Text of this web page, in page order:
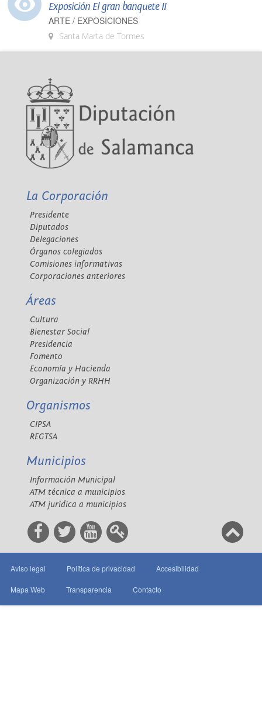
Exposición El gran banquete II
ARTE / EXPOSICIONES
Santa Marta de Tormes
La Corporación
Presidente
Diputados
Delegaciones
Órganos colegiados
Comisiones informativas
Corporaciones anteriores
Áreas
Cultura
Bienestar Social
Presidencia
Fomento
Economía y Hacienda
Organización y RRHH
Organismos
CIPSA
REGTSA
Municipios
Información Municipal
ATM técnica a municipios
ATM jurídica a municipios
Aviso legal Política de privacidad Accesibilidad
Mapa Web Transparencia Contacto